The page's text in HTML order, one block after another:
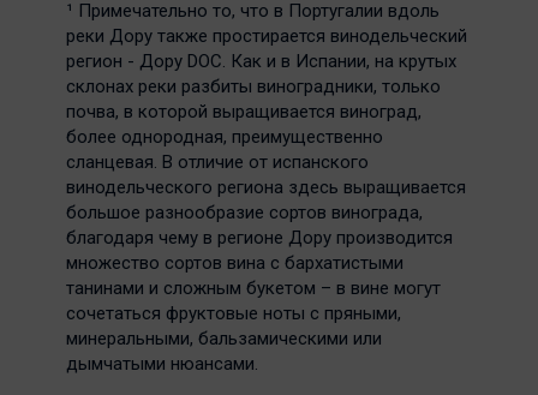
¹ Примечательно то, что в Португалии вдоль
реки Дору также простирается винодельческий
регион - Дору DOC. Как и в Испании, на крутых
склонах реки разбиты виноградники, только
почва, в которой выращивается виноград,
более однородная, преимущественно
сланцевая. В отличие от испанского
винодельческого региона здесь выращивается
большое разнообразие сортов винограда,
благодаря чему в регионе Дору производится
множество сортов вина с бархатистыми
танинами и сложным букетом – в вине могут
сочетаться фруктовые ноты с пряными,
минеральными, бальзамическими или
дымчатыми нюансами.